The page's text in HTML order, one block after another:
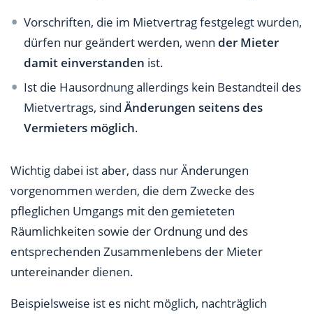
Vorschriften, die im Mietvertrag festgelegt wurden,
dürfen nur geändert werden, wennder Mieter
damit einverstanden ist.
Ist die Hausordnung allerdings kein Bestandteil des
Mietvertrags, sindÄnderungen seitens des
Vermieters möglich.
Wichtig dabei ist aber, dass nur Änderungen
vorgenommen werden, die dem Zwecke des
pfleglichen Umgangs mit den gemieteten
Räumlichkeiten sowie der Ordnung und des
entsprechenden Zusammenlebens der Mieter
untereinander dienen.
Beispielsweise ist es nicht möglich, nachträglich